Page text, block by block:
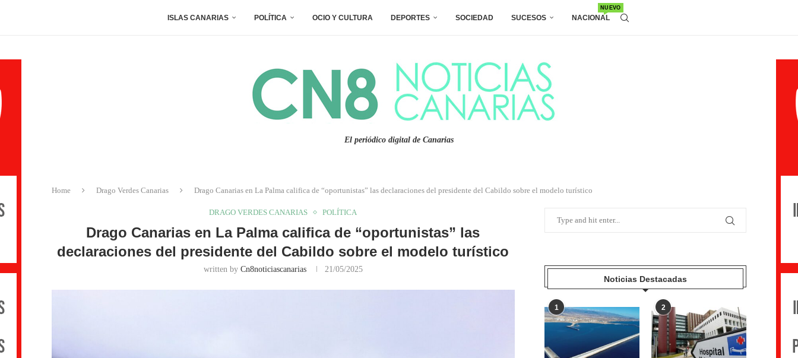
ISLAS CANARIAS POLÍTICA OCIO Y CULTURA DEPORTES SOCIEDAD SUCESOS NACIONAL
NUEVO
El periódico digital de Canarias
Home Drago Verdes Canarias Drago Canarias en La Palma califica de “oportunistas” las declaraciones del presidente del Cabildo sobre el modelo turístico
DRAGO VERDES CANARIAS POLÍTICA
Drago Canarias en La Palma califica de “oportunistas” las
declaraciones del presidente del Cabildo sobre el modelo turístico
written by Cn8noticiascanarias 21/05/2025
Noticias Destacadas
1 2